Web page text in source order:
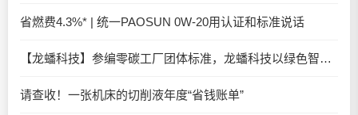
省燃费4.3%* | 统一PAOSUN 0W-20用认证和标准说话
【龙蟠科技】参编零碳工厂团体标准，龙蟠科技以绿色智造锚定零碳未来
请查收！一张机床的切削液年度“省钱账单”